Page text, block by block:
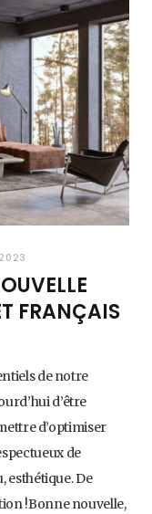
FRANÇAIS
de notre
d’être
d’optimiser
de
esthétique. De
!Bonne nouvelle,